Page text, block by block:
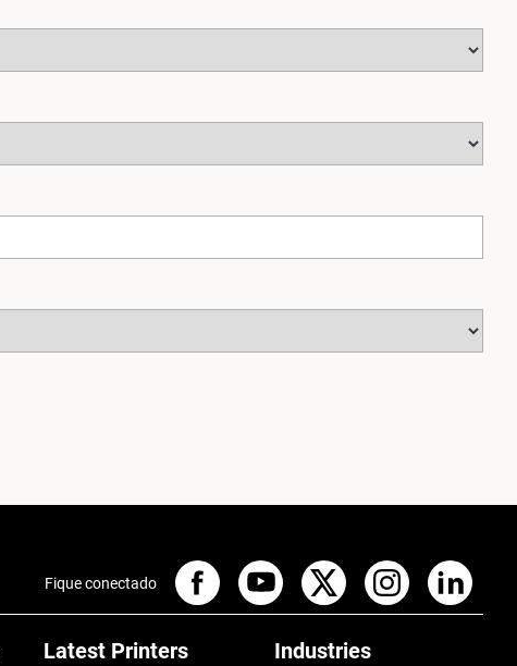
Latest Printers Industries
Fique conectado